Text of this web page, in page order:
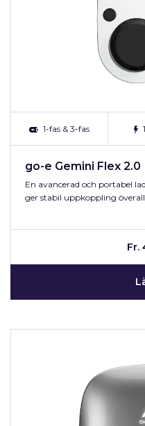
1-fas & 3-fas
go-e Gemini Flex 2.0
En avancerad och portabel
ger stabil uppkoppling
Fr.